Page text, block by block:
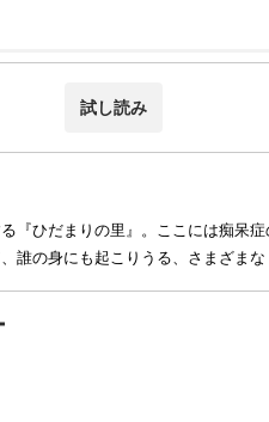
試し読み
『ひだまりの里』。ここには痴呆
誰の身にも起こりうる、さまざま